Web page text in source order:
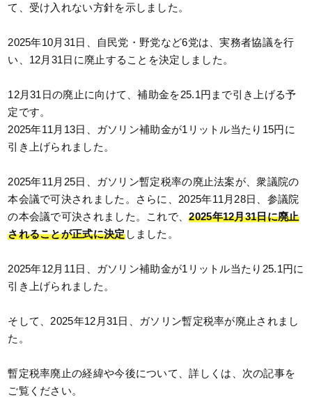
て、受け入れない方針を示しました。
2025年10月31日、自民党・野党など6党は、実務者協議を行
い、12月31日に廃止することを決定しました。
12月31日の廃止に向けて、補助金を25.1円まで引き上げる予
定です。
2025年11月13日、ガソリン補助金が1リットル当たり15円に
引き上げられました。
2025年11月25日、ガソリン暫定税率の廃止法案が、衆議院の
本会議で可決されました。さらに、2025年11月28日、参議院
の本会議で可決されました。これで、2025年12月31日に廃止
されることが正式に決定しました。
2025年12月11日、ガソリン補助金が1リットル当たり25.1円に
引き上げられました。
そして、2025年12月31日、ガソリン暫定税率が廃止されまし
た。
暫定税率廃止の経緯や今後について、詳しくは、次の記事を
ご覧ください。